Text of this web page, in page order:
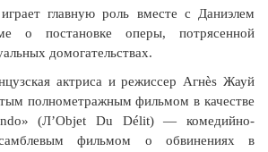
главную роль вместе с Даниэлем
о постановке оперы, потрясенной
домогательствах.
актриса и режиссер Агнès Жауй
полнометражным фильмом в качестве
(Л’Objet Du Délit) — комедийно-
фильмом о обвинениях в